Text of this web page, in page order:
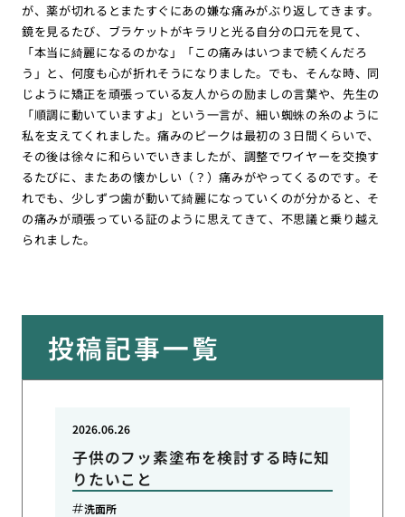
が、薬が切れるとまたすぐにあの嫌な痛みがぶり返してきます。
鏡を見るたび、ブラケットがキラリと光る自分の口元を見て、
「本当に綺麗になるのかな」「この痛みはいつまで続くんだろ
う」と、何度も心が折れそうになりました。でも、そんな時、同
じように矯正を頑張っている友人からの励ましの言葉や、先生の
「順調に動いていますよ」という一言が、細い蜘蛛の糸のように
私を支えてくれました。痛みのピークは最初の３日間くらいで、
その後は徐々に和らいでいきましたが、調整でワイヤーを交換す
るたびに、またあの懐かしい（？）痛みがやってくるのです。そ
れでも、少しずつ歯が動いて綺麗になっていくのが分かると、そ
の痛みが頑張っている証のように思えてきて、不思議と乗り越え
られました。
投稿記事一覧
子供のフッ素塗布を検討する時に知
りたいこと
2026.06.26
洗面所